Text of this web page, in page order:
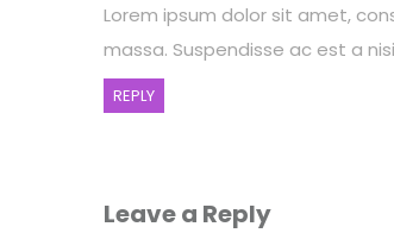
Lorem ipsum dolor sit amet,
massa. Suspendisse ac est a
REPLY
Leave a Reply